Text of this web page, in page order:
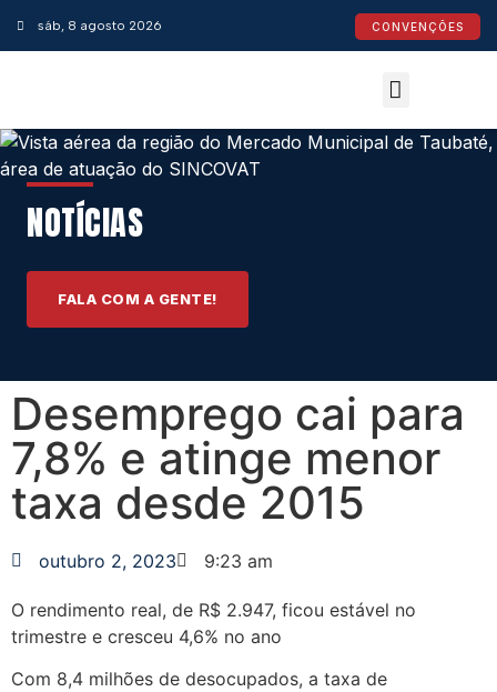
sáb, 8 agosto 2026 CONVENÇÕES
NOTÍCIAS
FALA COM A GENTE!
Desemprego cai para
7,8% e atinge menor
taxa desde 2015
outubro 2, 2023 9:23 am
O rendimento real, de R$ 2.947, ficou estável no
trimestre e cresceu 4,6% no ano
Com 8,4 milhões de desocupados, a taxa de